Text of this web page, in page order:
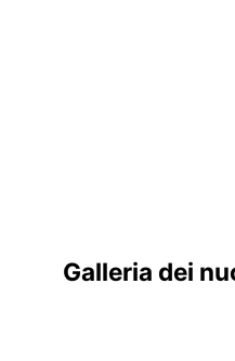
Galleria dei